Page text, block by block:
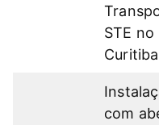
STE
com